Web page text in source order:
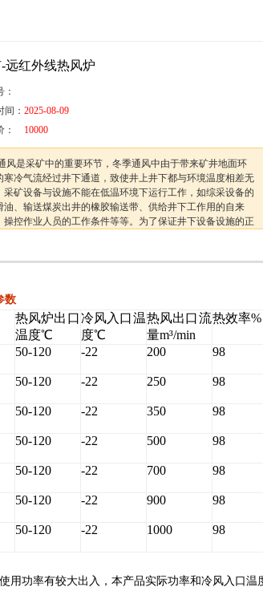
远红外线热风炉
间： 2025-08-09
10000
风是采矿中的重要环节，冬季通风中由于带来矿井地面环
寒冷气流经过井下通道，致使井上井下都与环境温度相差无
采矿设备与设施不能在低温环境下运行工作，如综采设备的
油、输送煤炭出井的橡胶输送带、供给井下工作用的自来
操控作业人员的工作条件等等。为了保证井下设备设施的正
，保证井内温度不小于2℃，确保生产安全运行。 远红外线
输送
数
热风炉出口
温度℃
冷风入口温
度℃
热风出口流
量m³/min
热效率%
50-120 -22 200 98
50-120 -22 250 98
50-120 -22 350 98
50-120 -22 500 98
50-120 -22 700 98
50-120 -22 900 98
50-120 -22 1000 98
功率有较大出入，本产品实际功率和冷风入口温